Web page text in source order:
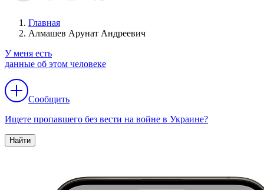
Главная
Алмашев Арунат Андреевич
У меня есть
данные об этом человеке
Сообщить
Ищете пропавшего без вести на войне в Украине?
Найти